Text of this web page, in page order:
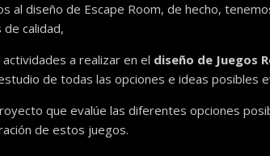
al diseño de Escape Room, de hecho,
calidad,
a realizar en el diseño de Juegos
de todas las opciones e ideas posibles
que evalúe las diferentes opciones
de estos juegos.